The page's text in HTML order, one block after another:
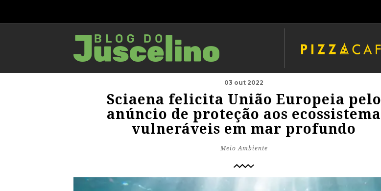
03 out 2022
Sciaena felicita União Europeia pelo
anúncio de proteção aos ecossistema
vulneráveis em mar profundo
Meio Ambiente